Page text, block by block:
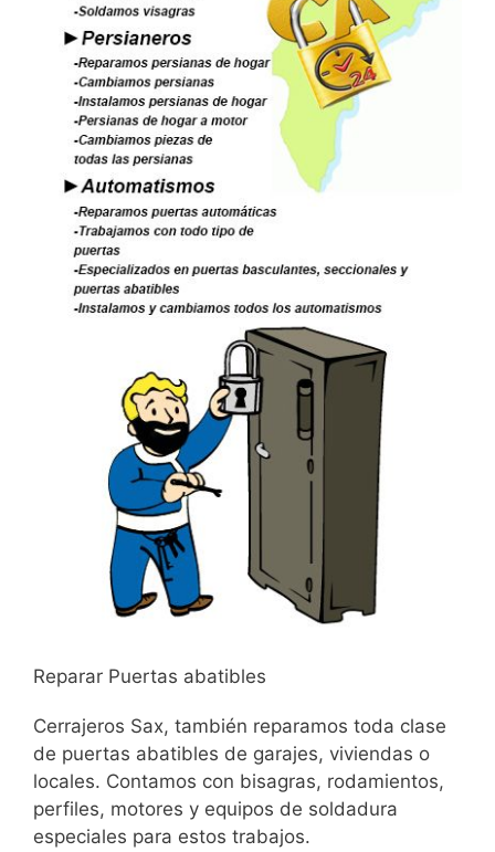
Reparar Puertas abatibles
Cerrajeros Sax, también reparamos toda clase
de puertas abatibles de garajes, viviendas o
locales. Contamos con bisagras, rodamientos,
perfiles, motores y equipos de soldadura
especiales para estos trabajos.